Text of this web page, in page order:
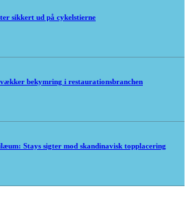
sikkert ud på cykelstierne
bekymring i restaurationsbranchen
Stays sigter mod skandinavisk topplacering